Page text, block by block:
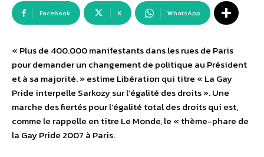
Facebook X WhatsApp
« Plus de 400.000 manifestants dans les rues de Paris
pour demander un changement de politique au Président
et à sa majorité. » estime Libération qui titre « La Gay
Pride interpelle Sarkozy sur l’égalité des droits ». Une
marche des fiertés pour l’égalité total des droits qui est,
comme le rappelle en titre Le Monde, le « thème-phare de
la Gay Pride 2007 à Paris.